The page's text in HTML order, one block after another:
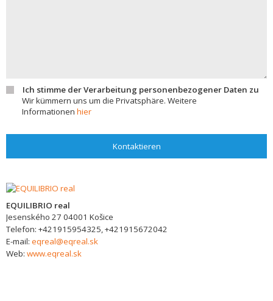
Ich stimme der Verarbeitung personenbezogener Daten zu
Wir kümmern uns um die Privatsphäre. Weitere
Informationen hier
Kontaktieren
EQUILIBRIO real
Jesenského 27 04001 Košice
Telefon: +421915954325, +421915672042
E-mail: eqreal@eqreal.sk
Web: www.eqreal.sk